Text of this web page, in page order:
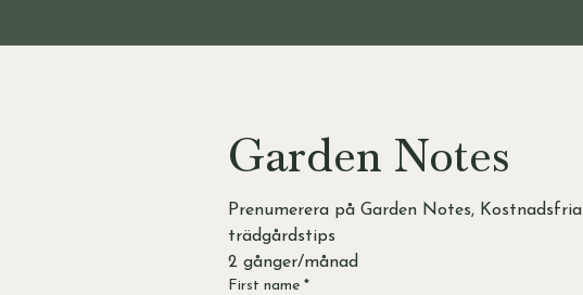
Garden Notes
Prenumerera på Garden Notes, Kostnadsfria
2 gånger/månad
First name *